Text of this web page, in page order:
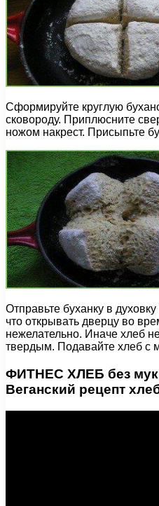
Сформируйте круглую
сковороду. Приплюсните
ножом накрест. Присыпьте
Отправьте буханку в
что открывать дверцу во
нежелательно. Иначе хлеб
твердым. Подавайте хлеб с
ФИТНЕС ХЛЕБ без
Веганский рецепт